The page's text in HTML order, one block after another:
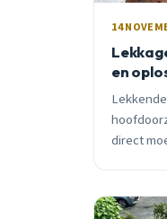
14
en
direct